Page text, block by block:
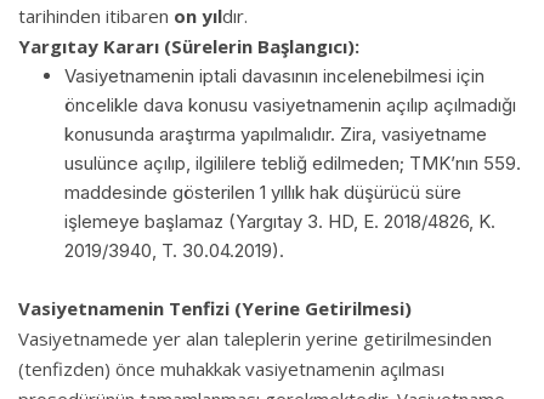
tarihinden itibaren on yıldır.
Yargıtay Kararı (Sürelerin Başlangıcı):
Vasiyetnamenin iptali davasının incelenebilmesi için
öncelikle dava konusu vasiyetnamenin açılıp açılmadığı
konusunda araştırma yapılmalıdır. Zira, vasiyetname
usulünce açılıp, ilgililere tebliğ edilmeden; TMK’nın 559.
maddesinde gösterilen 1 yıllık hak düşürücü süre
işlemeye başlamaz (Yargıtay 3. HD, E. 2018/4826, K.
2019/3940, T. 30.04.2019).
Vasiyetnamenin Tenfizi (Yerine Getirilmesi)
Vasiyetnamede yer alan taleplerin yerine getirilmesinden
(tenfizden) önce muhakkak vasiyetnamenin açılması